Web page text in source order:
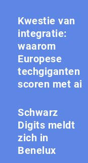
Kwestie van
integratie:
waarom
Europese
techgiganten
scoren met ai
Schwarz
Digits meldt
zich in
Benelux